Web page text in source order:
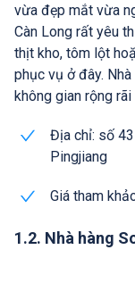
vừa đẹp mắt vừa
Càn Long rất yêu
thịt kho, tôm lột
phục vụ ở đây.
không gian rộng
Địa chỉ: số 43
Pingjiang
Giá tham
1.2. Nhà hàng